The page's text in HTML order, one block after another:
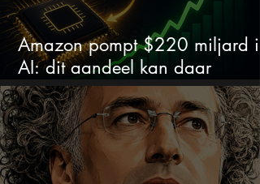
Amazon pompt $220 miljard in
AI: dit aandeel kan daar
explosief van profiteren